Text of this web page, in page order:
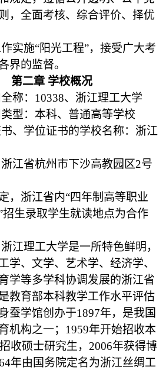
，全面考核、综合评价、择优
实施“阳光工程”，接受广大考
界的监督。
第二章 学校概况
称：10338、浙江理工大学
型：本科、普通高等学校
、学位证书的学校名称：浙江
江省杭州市下沙高教园区2号
，浙江省内“四年制高等职业
生录取学生就读地点为合作
江理工大学是一所特色鲜明，
学、文学、艺术学、经济学、
学等多学科协调发展的浙江省
教育部本科教学工作水平评估
蚕学馆创办于1897年，是我国
机构之一；1959年开始招收本
收硕士研究生，2006年获得博
年由国务院定名为浙江丝绸工